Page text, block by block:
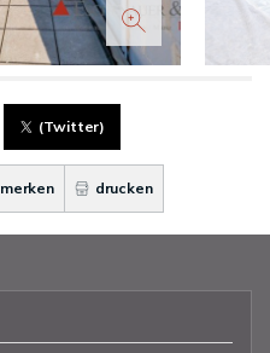
(Twitter)
merken drucken